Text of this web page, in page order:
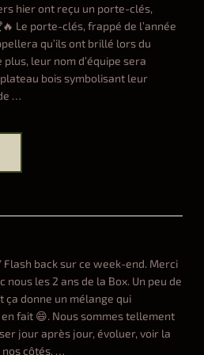
hier ont reçu un porte-clés,
Le porte-clés, frappé de l’année
qu’ils ont brillé lors du
leur nom d’équipe sera
bois symbolisant leur
…
Flash back sur ce week-end. Merci
nous les 2 ans de la Box. Un peu de
ça donne un mélange qui
fait 😄. Nous sommes tellement
jour après jour, évoluer, voir la
côtés. …